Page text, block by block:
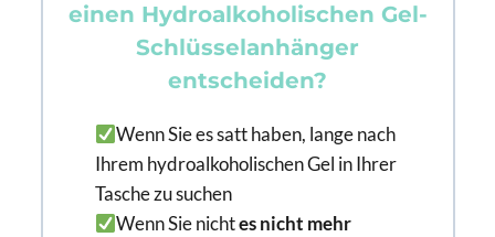
einen Hydroalkoholischen Gel-
Schlüsselanhänger
entscheiden?
Wenn Sie es satt haben, lange nach
Ihrem hydroalkoholischen Gel in Ihrer
Tasche zu suchen
Wenn Sie nichtes nicht mehr